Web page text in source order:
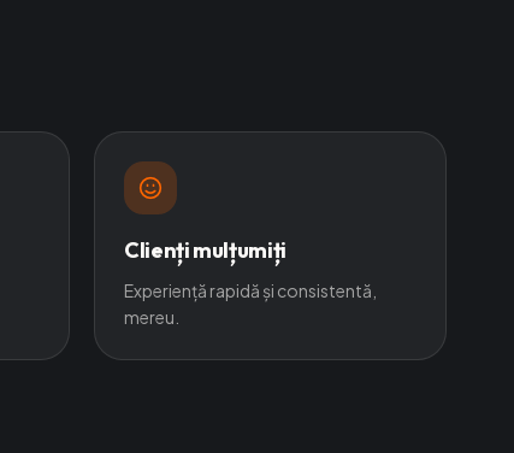
Clienți mulțumiți
Experiență rapidă și consistentă,
mereu.